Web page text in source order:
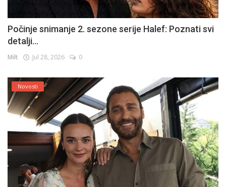
Počinje snimanje 2. sezone serije Halef: Poznati svi
detalji...
Milt Jul 28, 2026 0
Novosti